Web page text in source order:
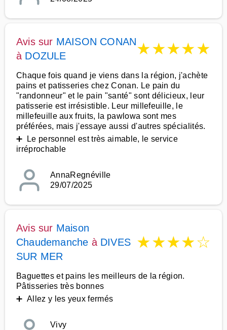
Avis sur MAISON CONAN
à DOZULE ★★★★★
Chaque fois quand je viens dans la région, j'achète
pains et patisseries chez Conan. Le pain du
"randonneur" et le pain "santé" sont délicieux, leur
patisserie est irrésistible. Leur millefeuille, le
millefeuille aux fruits, la pawlowa sont mes
préférées, mais j'essaye aussi d'autres spécialités.
➕ Le personnel est très aimable, le service
irréprochable
AnnaRegnéville
29/07/2025
Avis sur Maison
Chaudemanche à DIVES
SUR MER
★★★★☆
Baguettes et pains les meilleurs de la région.
Pâtisseries très bonnes
➕ Allez y les yeux fermés
Vivy